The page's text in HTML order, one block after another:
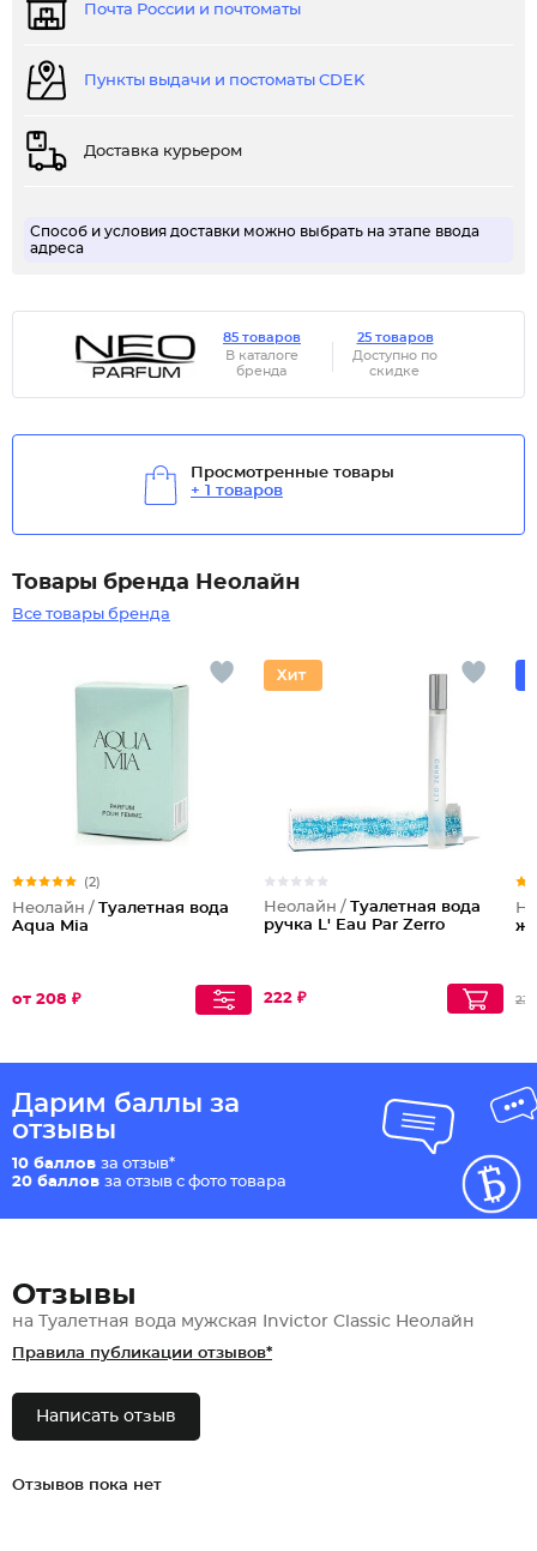
Почта России и почтоматы
Пункты выдачи и постоматы CDEK
Доставка курьером
Способ и условия доставки можно выбрать на этапе ввода
адреса
85 товаров
В каталоге
бренда
25 товаров
Доступно по
скидке
Просмотренные товары
+ 1 товаров
Товары бренда Неолайн
Все товары бренда
(2)
Неолайн / Туалетная вода
Aqua Mia
от 208 ₽
Неолайн / Туалетная вода
ручка L' Eau Par Zerro
222 ₽ 232
Дарим баллы за
отзывы
10 баллов за отзыв*
20 баллов за отзыв с фото товара
Отзывы
на Туалетная вода мужская Invictor Classic Неолайн
Правила публикации отзывов*
Написать отзыв
Отзывов пока нет